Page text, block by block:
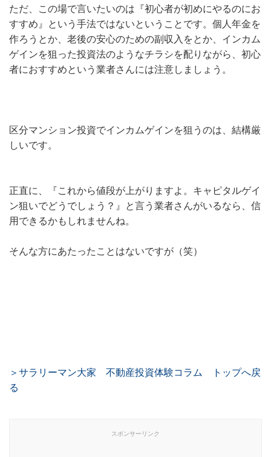
ただ、この場で言いたいのは『初心者が初めにやるのにお
すすめ』という手法ではないということです。個人年金を
作ろうとか、老後の安心のための副収入をとか、インカム
ゲインを狙った投資法のようなチラシを配りながら、初心
者におすすめという業者さんには注意しましょう。
区分マンション投資でインカムゲインを狙うのは、結構厳
しいです。
正直に、『これから値段が上がりますよ。キャピタルゲイ
ン狙いでどうでしょう？』と言う業者さんがいるなら、信
用できるかもしれませんね。
そんな方にあたったことはないですが（笑）
＞サラリーマン大家 不動産投資体験コラム トップへ戻
る
スポンサーリンク